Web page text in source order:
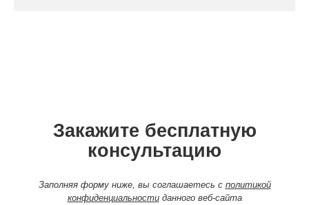
Закажите бесплатную
консультацию
Заполняя форму ниже, вы соглашаетесь с политикой
конфиденциальностиданного веб-сайта